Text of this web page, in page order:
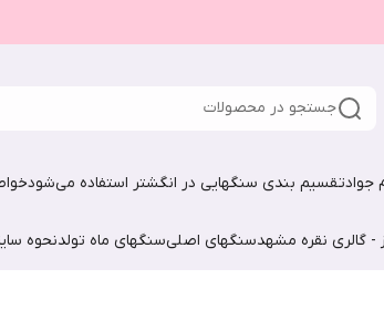
جستجو در محصولات
جوادتقسیم بندی سنگهایی در انگشتر استفاده می‌شود
گالری نقره مشهدسنگهای اصلیسنگهای ماه تولدنحوه